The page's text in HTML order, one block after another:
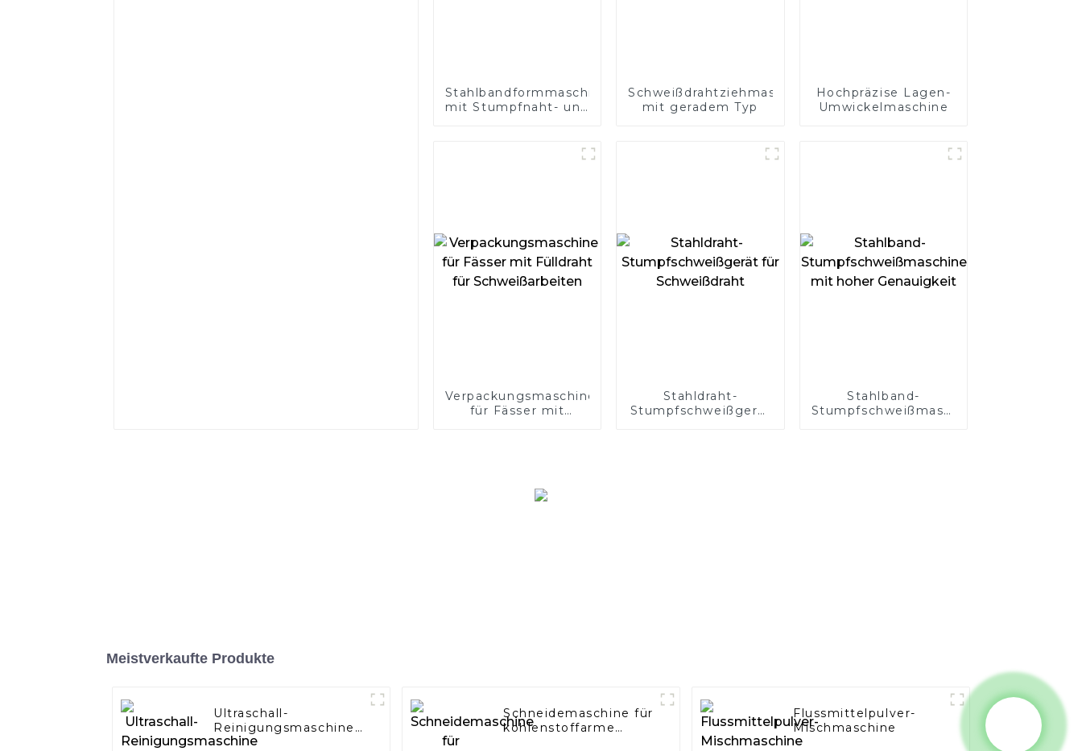
Stahlbandformmaschine
mit Stumpfnaht- und
Schweißdrahtziehmaschine
mit geradem Typ
Hochpräzise Lagen-
Umwickelmaschine
Verpackungsmaschine
für Fässer mit
Stahldraht-
Stumpfschweißgerät
Stahlband-
Stumpfschweißmaschine
Meistverkaufte Produkte
Ultraschall-
Reinigungsmaschine
für Stahlbänder
Schneidemaschine für
kohlenstoffarme
Flussmittelpulver-
Mischmaschine